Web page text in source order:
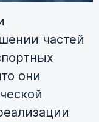
частей
они